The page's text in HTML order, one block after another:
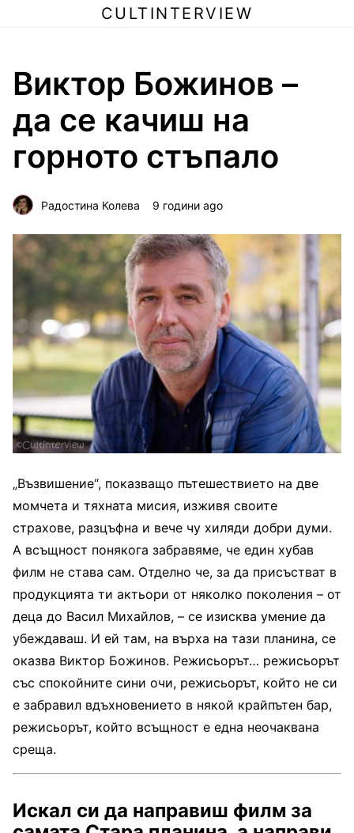
CULTINTERVIEW
Виктор Божинов –
да се качиш на
горното стъпало
Радостина Колева 9 години ago
„Възвишение“, показващо пътешествието на две
момчета и тяхната мисия, изживя своите
страхове, разцъфна и вече чу хиляди добри думи.
А всъщност понякога забравяме, че един хубав
филм не става сам. Отделно че, за да присъстват в
продукцията ти актьори от няколко поколения – от
деца до Васил Михайлов, – се изисква умение да
убеждаваш. И ей там, на върха на тази планина, се
оказва Виктор Божинов. Режисьорът… режисьорът
със спокойните сини очи, режисьорът, който не си
е забравил вдъхновението в някой крайпътен бар,
режисьорът, който всъщност е една неочаквана
среща.
Искал си да направиш филм за